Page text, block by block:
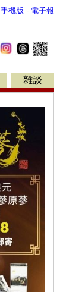
手機版 - 電子報
雜談